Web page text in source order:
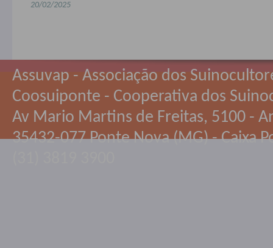
20/02/2025
Assuvap - Associação dos
Coosuiponte - Cooperativa dos
Av Mario Martins de Freitas, 5100 -
35432-077 Ponte Nova (MG) - Caixa